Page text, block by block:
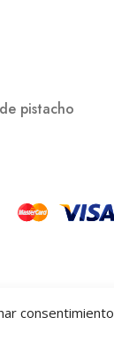
consentimiento
pistacho